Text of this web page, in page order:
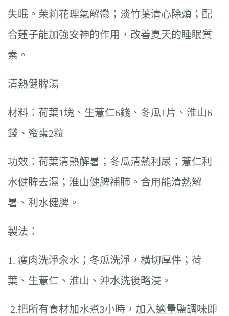
失眠。茉莉花理氣解鬱；淡竹葉清心除煩；配
合蓮子能加強安神的作用，改善夏天的睡眠質
素。
清熱健脾湯
材料：荷葉1塊、生薏仁6錢、冬瓜1片、淮山6
錢、蜜棗2粒
功效：荷葉清熱解暑；冬瓜清熱利尿；薏仁利
水健脾去濕；淮山健脾補肺。合用能清熱解
暑、利水健脾。
製法：
1. 瘦肉洗淨汆水；冬瓜洗淨，橫切厚件；荷
葉、生薏仁、淮山、沖水洗後略浸。
2.把所有食材加水煮3小時，加入適量鹽調味即